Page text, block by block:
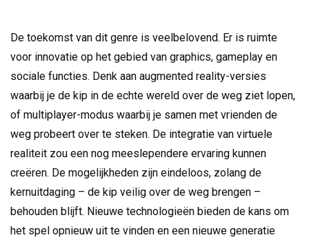
De toekomst van dit genre is veelbelovend. Er is ruimte
voor innovatie op het gebied van graphics, gameplay en
sociale functies. Denk aan augmented reality-versies
waarbij je de kip in de echte wereld over de weg ziet lopen,
of multiplayer-modus waarbij je samen met vrienden de
weg probeert over te steken. De integratie van virtuele
realiteit zou een nog meeslependere ervaring kunnen
creëren. De mogelijkheden zijn eindeloos, zolang de
kernuitdaging – de kip veilig over de weg brengen –
behouden blijft. Nieuwe technologieën bieden de kans om
het spel opnieuw uit te vinden en een nieuwe generatie